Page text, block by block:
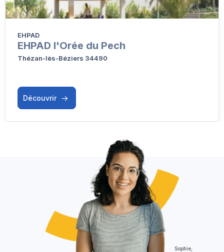
EHPAD
EHPAD l'Orée du Pech
Thézan-lès-Béziers 34490
Découvrir
Sophie,